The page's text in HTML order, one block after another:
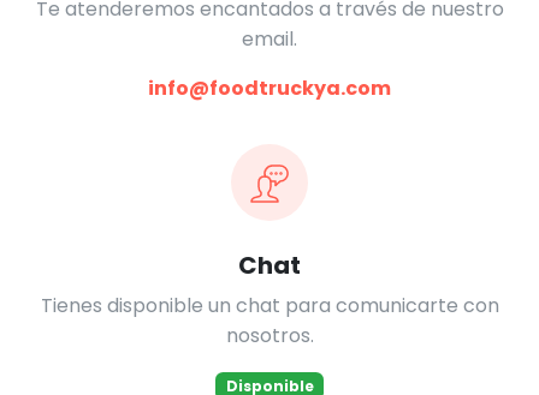
Te atenderemos encantados a través de nuestro
email.
info@foodtruckya.com
Chat
Tienes disponible un chat para comunicarte con
nosotros.
Disponible